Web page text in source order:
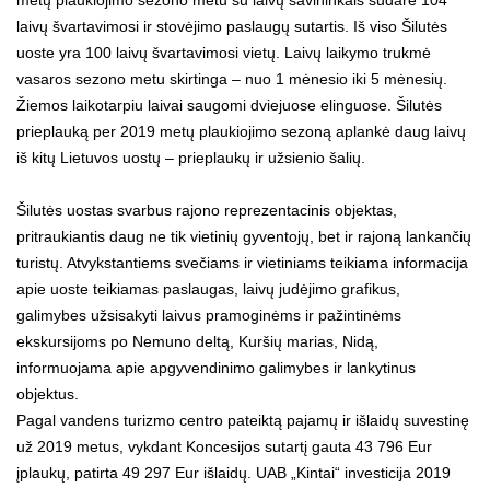
laivų švartavimosi ir stovėjimo paslaugų sutartis. Iš viso Šilutės
uoste yra 100 laivų švartavimosi vietų. Laivų laikymo trukmė
vasaros sezono metu skirtinga – nuo 1 mėnesio iki 5 mėnesių.
Žiemos laikotarpiu laivai saugomi dviejuose elinguose. Šilutės
prieplauką per 2019 metų plaukiojimo sezoną aplankė daug laivų
iš kitų Lietuvos uostų – prieplaukų ir užsienio šalių.
Šilutės uostas svarbus rajono reprezentacinis objektas,
pritraukiantis daug ne tik vietinių gyventojų, bet ir rajoną lankančių
turistų. Atvykstantiems svečiams ir vietiniams teikiama informacija
apie uoste teikiamas paslaugas, laivų judėjimo grafikus,
galimybes užsisakyti laivus pramoginėms ir pažintinėms
ekskursijoms po Nemuno deltą, Kuršių marias, Nidą,
informuojama apie apgyvendinimo galimybes ir lankytinus
objektus.
Pagal vandens turizmo centro pateiktą pajamų ir išlaidų suvestinę
už 2019 metus, vykdant Koncesijos sutartį gauta 43 796 Eur
įplaukų, patirta 49 297 Eur išlaidų. UAB „Kintai“ investicija 2019